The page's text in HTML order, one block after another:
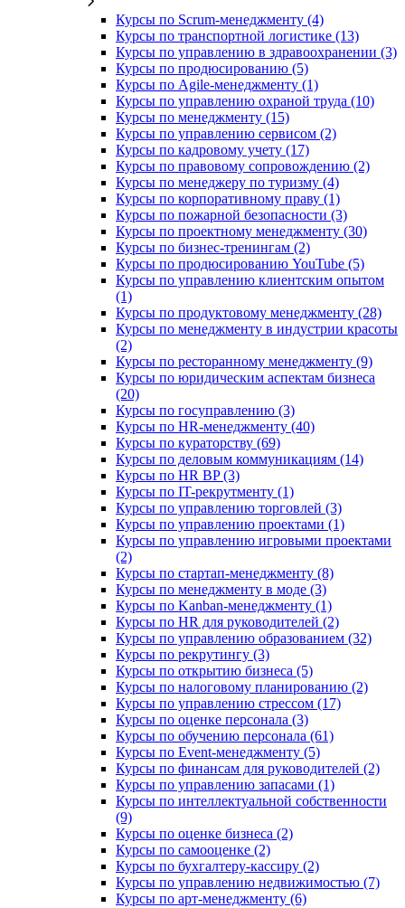
Курсы по Scrum-менеджменту (4)
Курсы по транспортной логистике (13)
Курсы по управлению в здравоохранении (3)
Курсы по продюсированию (5)
Курсы по Agile-менеджменту (1)
Курсы по управлению охраной труда (10)
Курсы по менеджменту (15)
Курсы по управлению сервисом (2)
Курсы по кадровому учету (17)
Курсы по правовому сопровождению (2)
Курсы по менеджеру по туризму (4)
Курсы по корпоративному праву (1)
Курсы по пожарной безопасности (3)
Курсы по проектному менеджменту (30)
Курсы по бизнес-тренингам (2)
Курсы по продюсированию YouTube (5)
Курсы по управлению клиентским опытом
(1)
Курсы по продуктовому менеджменту (28)
Курсы по менеджменту в индустрии красоты
(2)
Курсы по ресторанному менеджменту (9)
Курсы по юридическим аспектам бизнеса
(20)
Курсы по госуправлению (3)
Курсы по HR-менеджменту (40)
Курсы по кураторству (69)
Курсы по деловым коммуникациям (14)
Курсы по HR BP (3)
Курсы по IT-рекрутменту (1)
Курсы по управлению торговлей (3)
Курсы по управлению проектами (1)
Курсы по управлению игровыми проектами
(2)
Курсы по стартап-менеджменту (8)
Курсы по менеджменту в моде (3)
Курсы по Kanban-менеджменту (1)
Курсы по HR для руководителей (2)
Курсы по управлению образованием (32)
Курсы по рекрутингу (3)
Курсы по открытию бизнеса (5)
Курсы по налоговому планированию (2)
Курсы по управлению стрессом (17)
Курсы по оценке персонала (3)
Курсы по обучению персонала (61)
Курсы по Event-менеджменту (5)
Курсы по финансам для руководителей (2)
Курсы по управлению запасами (1)
Курсы по интеллектуальной собственности
(9)
Курсы по оценке бизнеса (2)
Курсы по самооценке (2)
Курсы по бухгалтеру-кассиру (2)
Курсы по управлению недвижимостью (7)
Курсы по арт-менеджменту (6)